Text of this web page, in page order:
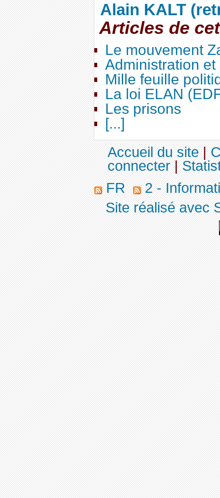
Alain KALT
Articles de
Le mouvement
Administration
Mille feuille
La loi ELAN
Les prisons
[...]
Accueil du site|
connecter|
FR
2 -
Site réalisé avec